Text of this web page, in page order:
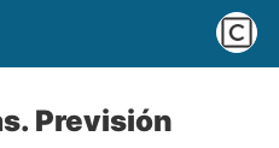
Previsión